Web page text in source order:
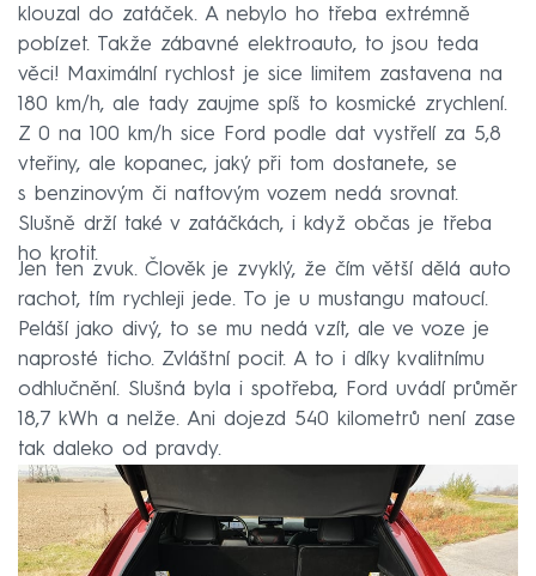
klouzal do zatáček. A nebylo ho třeba extrémně
pobízet. Takže zábavné elektroauto, to jsou teda
věci! Maximální rychlost je sice limitem zastavena na
180 km/h, ale tady zaujme spíš to kosmické zrychlení.
Z 0 na 100 km/h sice Ford podle dat vystřelí za 5,8
vteřiny, ale kopanec, jaký při tom dostanete, se
s benzinovým či naftovým vozem nedá srovnat.
Slušně drží také v zatáčkách, i když občas je třeba
ho krotit.
Jen ten zvuk. Člověk je zvyklý, že čím větší dělá auto
rachot, tím rychleji jede. To je u mustangu matoucí.
Peláší jako divý, to se mu nedá vzít, ale ve voze je
naprosté ticho. Zvláštní pocit. A to i díky kvalitnímu
odhlučnění. Slušná byla i spotřeba, Ford uvádí průměr
18,7 kWh a nelže. Ani dojezd 540 kilometrů není zase
tak daleko od pravdy.